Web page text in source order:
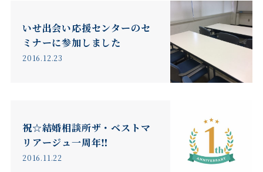
いせ出会い応援センターのセ
ミナーに参加しました
2016.12.23
祝☆結婚相談所ザ・ベストマ
リアージュ一周年‼︎
2016.11.22